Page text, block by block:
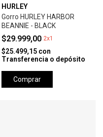
HURLEY
Gorro HURLEY HARBOR
BEANNIE - BLACK
$29.999,00 2x1
$25.499,15 con
Transferencia o depósito
Comprar